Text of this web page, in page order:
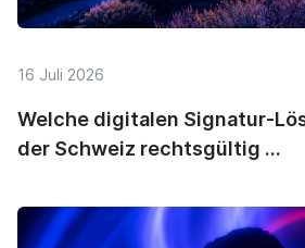
16 Juli 2026
Welche digitalen Signatur-
der Schweiz rechtsgültig ...